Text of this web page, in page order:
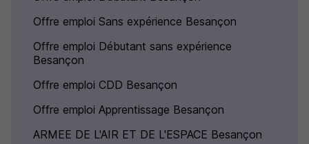
Offre emploi Sans expérience Besançon
Offre emploi Débutant sans expérience
Besançon
Offre emploi CDD Besançon
Offre emploi Apprentissage Besançon
ARMEE DE L'AIR ET DE L'ESPACE Besançon